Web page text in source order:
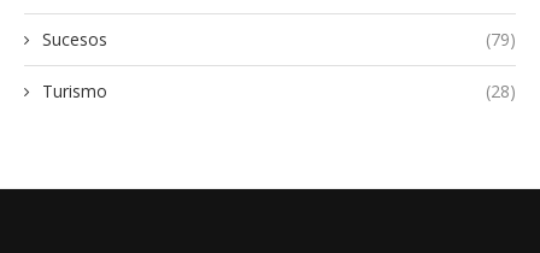
Sucesos (79)
Turismo (28)